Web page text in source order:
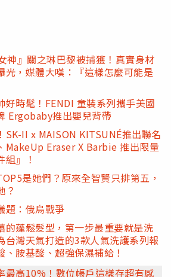
神』關之琳巴黎被捕獲！真實身材
光，媒體大嘆：『這樣怎麼可能是
好時髦！FENDI 童裝系列攜手美國
Ergobaby推出嬰兒背帶
SK-II x MAISON KITSUNÉ推出聯名
MakeUp Eraser X Barbie 推出限量
組』！
是她們？原來全智賢只排第五，
？
題：俄烏戰爭
的蓬鬆髮型，第一步最重要就是洗
台灣天氣打造的3款人氣洗護系列報
、胺基酸、超強保濕補給！
最高10%！數位帳戶這樣存超有感